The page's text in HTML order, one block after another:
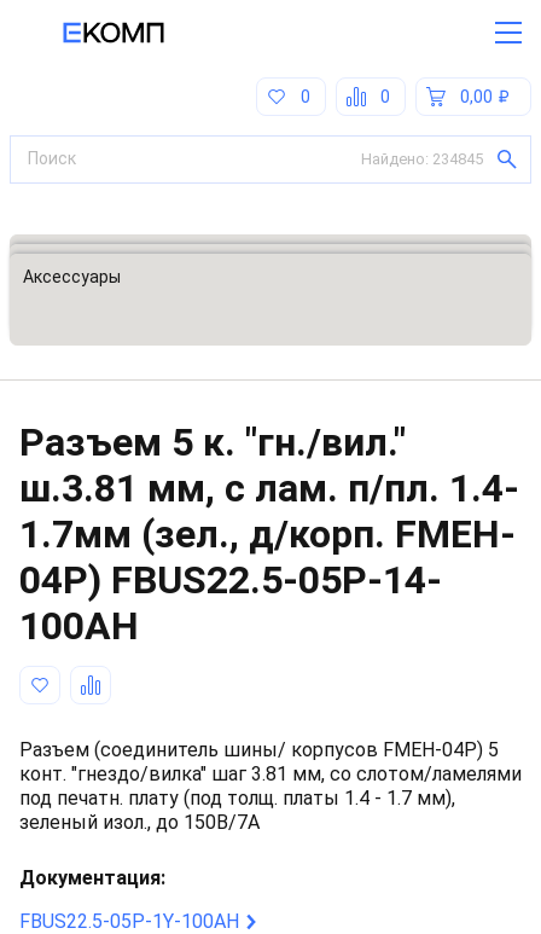
0,00
0
0
Найдено: 234845
Все категории
Корпуса для РЭА, интерфейсные модули
Аксессуары
Разъем 5 к. "гн./вил."
ш.3.81 мм, с лам. п/пл. 1.4-
1.7мм (зел., д/корп. FMEH-
04P) FBUS22.5-05P-14-
100AH
Разъем (соединитель шины/ корпусов FMEH-04P) 5
конт. "гнездо/вилка" шаг 3.81 мм, со слотом/ламелями
под печатн. плату (под толщ. платы 1.4 - 1.7 мм),
зеленый изол., до 150В/7А
Документация:
FBUS22.5-05P-1Y-100AH